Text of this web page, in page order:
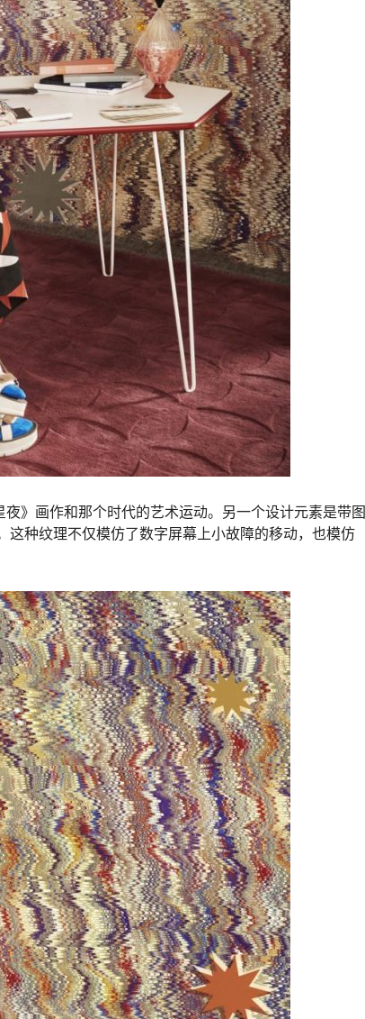
》画作和那个时代的艺术运动。另一个设计元素是带图
种纹理不仅模仿了数字屏幕上小故障的移动，也模仿